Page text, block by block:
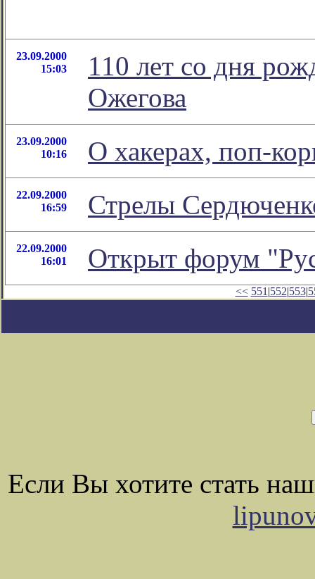
23.09.2000
15:03
110 лет со дня
Ожегова
23.09.2000
10:16
О хакерах, поп-
22.09.2000
16:59
Стрелы
22.09.2000
16:01
Открыт форум
<< 551 |552|553|
Если Вы хотите стать